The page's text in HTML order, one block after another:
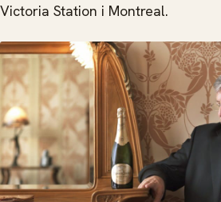
Victoria Station i Montreal.